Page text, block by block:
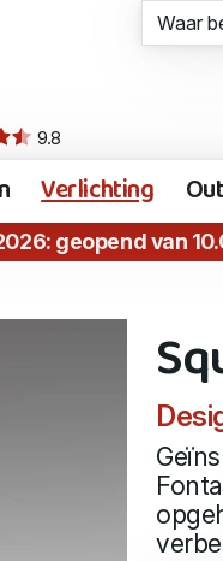
9.8
Verlichting
geopend van